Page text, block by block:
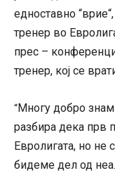
едноставно
тренер во
прес –
тренер, кој се
“Многу добро
разбира дека прв
Евролигата, но не
бидеме дел од